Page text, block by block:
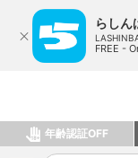
らしん
FREE -
年齢認証OFF